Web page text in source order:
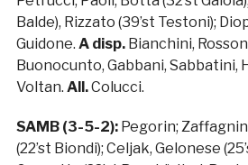
Balde), Rizzato (39’st Testoni);
Guidone. A disp.Bianchini,
Buonocunto, Gabbani, Sabbatini,
Voltan. All.Colucci.
SAMB (3-5-2):Pegorin;
(22’st Biondi); Celjak, Gelonese